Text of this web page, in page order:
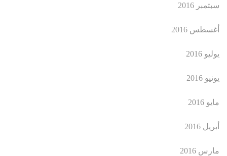
سبتمبر 2016
أغسطس 2016
يوليو 2016
يونيو 2016
مايو 2016
أبريل 2016
مارس 2016